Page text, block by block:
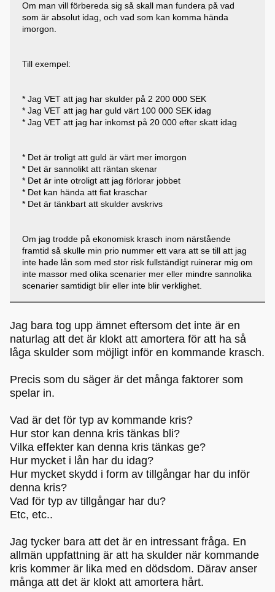
Om man vill förbereda sig så skall man fundera på vad
som är absolut idag, och vad som kan komma hända
imorgon.
Till exempel:
* Jag VET att jag har skulder på 2 200 000 SEK
* Jag VET att jag har guld värt 100 000 SEK idag
* Jag VET att jag har inkomst på 20 000 efter skatt idag
* Det är troligt att guld är värt mer imorgon
* Det är sannolikt att räntan skenar
* Det är inte otroligt att jag förlorar jobbet
* Det kan hända att fiat kraschar
* Det är tänkbart att skulder avskrivs
Om jag trodde på ekonomisk krasch inom närstående
framtid så skulle min prio nummer ett vara att se till att jag
inte hade lån som med stor risk fullständigt ruinerar mig om
inte massor med olika scenarier mer eller mindre sannolika
scenarier samtidigt blir eller inte blir verklighet.
Jag bara tog upp ämnet eftersom det inte är en
naturlag att det är klokt att amortera för att ha så
låga skulder som möjligt inför en kommande krasch.
Precis som du säger är det många faktorer som
spelar in.
Vad är det för typ av kommande kris?
Hur stor kan denna kris tänkas bli?
Vilka effekter kan denna kris tänkas ge?
Hur mycket i lån har du idag?
Hur mycket skydd i form av tillgångar har du inför
denna kris?
Vad för typ av tillgångar har du?
Etc, etc..
Jag tycker bara att det är en intressant fråga. En
allmän uppfattning är att ha skulder när kommande
kris kommer är lika med en dödsdom. Därav anser
många att det är klokt att amortera hårt.